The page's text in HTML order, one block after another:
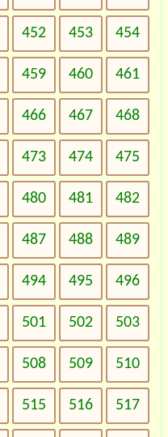
452 453 454
459 460 461
466 467 468
473 474 475
480 481 482
487 488 489
494 495 496
501 502 503
508 509 510
515 516 517